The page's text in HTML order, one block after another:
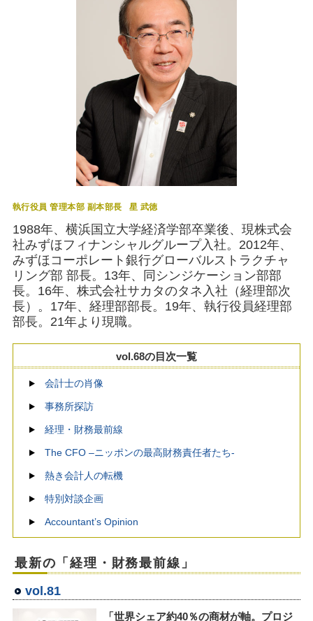
執行役員 管理本部 副本部長 星 武徳
1988年、横浜国立大学経済学部卒業後、現株式会
社みずほフィナンシャルグループ入社。2012年、
みずほコーポレート銀行グローバルストラクチャ
リング部 部長。13年、同シンジケーション部部
長。16年、株式会社サカタのタネ入社（経理部次
長）。17年、経理部部長。19年、執行役員経理部
部長。21年より現職。
vol.68の目次一覧
会計士の肖像
事務所探訪
経理・財務最前線
The CFO –ニッポンの最高財務責任者たち-
熱き会計人の転機
特別対談企画
Accountant’s Opinion
最新の「経理・財務最前線」
vol.81
「世界シェア約40％の商材が軸。プロジ